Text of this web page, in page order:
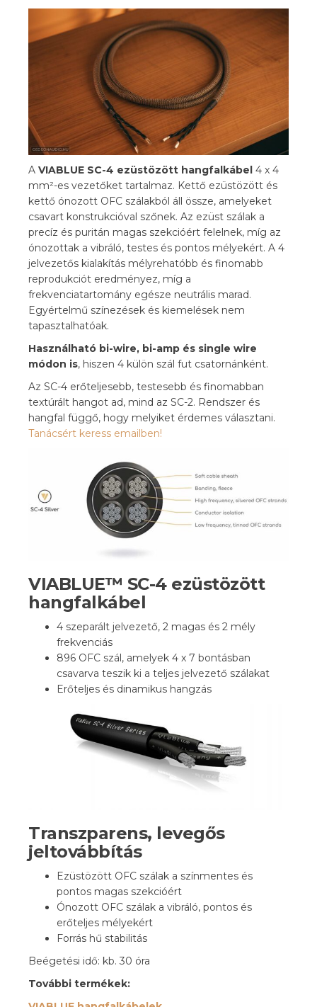
A VIABLUE SC-4 ezüstözött hangfalkábel 4 x 4
mm²-es vezetőket tartalmaz. Kettő ezüstözött és
kettő ónozott OFC szálakból áll össze, amelyeket
csavart konstrukcióval szőnek. Az ezüst szálak a
precíz és puritán magas szekcióért felelnek, míg az
ónozottak a vibráló, testes és pontos mélyekért. A 4
jelvezetős kialakítás mélyrehatóbb és finomabb
reprodukciót eredményez, míg a
frekvenciatartomány egésze neutrális marad.
Egyértelmű színezések és kiemelések nem
tapasztalhatóak.
Használható bi-wire, bi-amp és single wire
módon is, hiszen 4 külön szál fut csatornánként.
Az SC-4 erőteljesebb, testesebb és finomabban
textúrált hangot ad, mind az SC-2. Rendszer és
hangfal függő, hogy melyiket érdemes választani.
Tanácsért keress emailben!
VIABLUE™ SC-4 ezüstözött
hangfalkábel
4 szeparált jelvezető, 2 magas és 2 mély
frekvenciás
896 OFC szál, amelyek 4 x 7 bontásban
csavarva teszik ki a teljes jelvezető szálakat
Erőteljes és dinamikus hangzás
Transzparens, levegős
jeltovábbítás
Ezüstözött OFC szálak a színmentes és
pontos magas szekcióért
Ónozott OFC szálak a vibráló, pontos és
erőteljes mélyekért
Forrás hű stabilitás
Beégetési idő: kb. 30 óra
További termékek: